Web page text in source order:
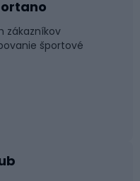
zákazníkov
športové